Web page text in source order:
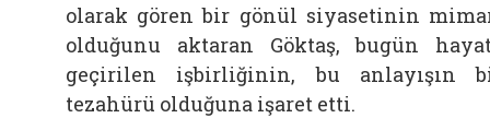
olarak gören bir gönül siyasetinin
olduğunu aktaran Göktaş, bugün
geçirilen işbirliğinin, bu anlayışın
tezahürü olduğuna işaret etti.